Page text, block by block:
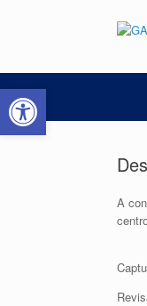
A
Abrir barra de